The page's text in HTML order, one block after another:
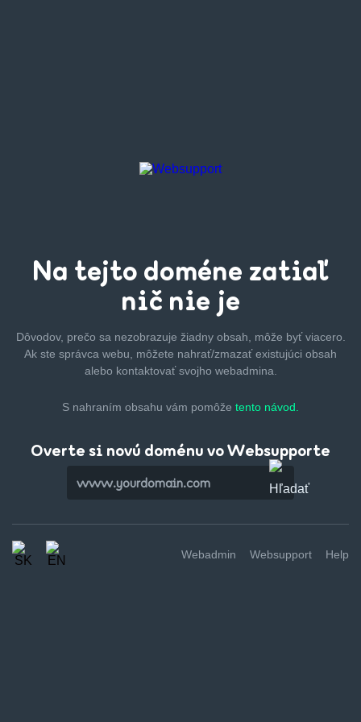
Na tejto doméne zatiaľ
nič nie je
Dôvodov, prečo sa nezobrazuje žiadny obsah, môže byťviacero.
Ak ste správca webu, môžete nahrať/zmazaťexistujúci obsah
alebo kontaktovať svojho webadmina.
S nahraním obsahu vám pomôže tento návod.
Overte si novú doménu vo Websupporte
Webadmin Websupport Help